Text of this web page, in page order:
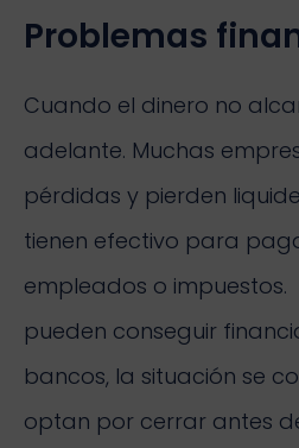
Problemas
Cuando el dinero no
adelante. Muchas
pérdidas y pierden
tienen efectivo para
empleados o
pueden conseguir
bancos, la situación se
optan por cerrar antes